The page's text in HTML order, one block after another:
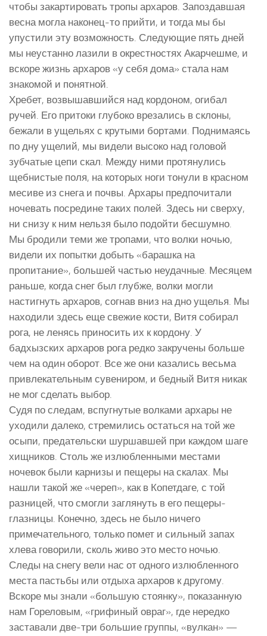
чтобы закартировать тропы архаров. Запоздавшая
весна могла наконец-то прийти, и тогда мы бы
упустили эту возможность. Следующие пять дней
мы неустанно лазили в окрестностях Акарчешме, и
вскоре жизнь архаров «у себя дома» стала нам
знакомой и понятной.
Хребет, возвышавшийся над кордоном, огибал
ручей. Его притоки глубоко врезались в склоны,
бежали в ущельях с крутыми бортами. Поднимаясь
по дну ущелий, мы видели высоко над головой
зубчатые цепи скал. Между ними протянулись
щебнистые поля, на которых ноги тонули в красном
месиве из снега и почвы. Архары предпочитали
ночевать посредине таких полей. Здесь ни сверху,
ни снизу к ним нельзя было подойти бесшумно.
Мы бродили теми же тропами, что волки ночью,
видели их попытки добыть «барашка на
пропитание», большей частью неудачные. Месяцем
раньше, когда снег был глубже, волки могли
настигнуть архаров, согнав вниз на дно ущелья. Мы
находили здесь еще свежие кости, Витя собирал
рога, не ленясь приносить их к кордону. У
бадхызских архаров рога редко закручены больше
чем на один оборот. Все же они казались весьма
привлекательным сувениром, и бедный Витя никак
не мог сделать выбор.
Судя по следам, вспугнутые волками архары не
уходили далеко, стремились остаться на той же
осыпи, предательски шуршавшей при каждом шаге
хищников. Столь же излюбленными местами
ночевок были карнизы и пещеры на скалах. Мы
нашли такой же «череп», как в Копетдаге, с той
разницей, что смогли заглянуть в его пещеры-
глазницы. Конечно, здесь не было ничего
примечательного, только помет и сильный запах
хлева говорили, сколь живо это место ночью.
Следы на снегу вели нас от одного излюбленного
места пастьбы или отдыха архаров к другому.
Вскоре мы знали «большую стоянку», показанную
нам Гореловым, «грифиный овраг», где нередко
заставали две-три большие группы, «вулкан» —